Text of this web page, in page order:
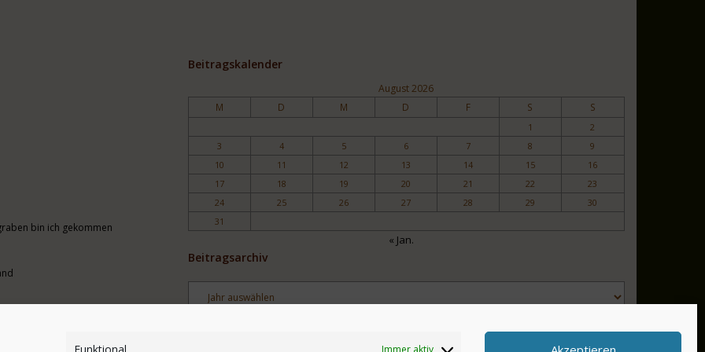
Immer aktiv
bin ich gekommen
Beitragskalender
August 2026
M D M D F S S
1
2
3
4 5 6 7 8
9
10
11 12 13 14 15
16
17
18 19 20 21 22
23
24
25 26 27 28 29
30
31
« Jan.
Beitragsarchiv
Archiv